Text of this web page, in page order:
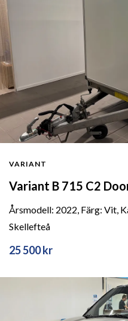
VARIANT
Variant B 715 C2
Årsmodell: 2022, Färg: Vit,
Skellefteå
25 500 kr